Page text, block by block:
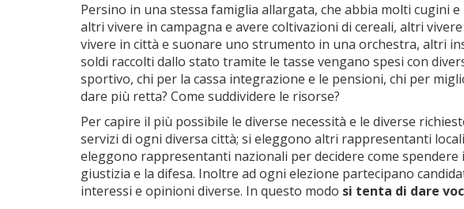
Persino in una stessa famiglia allargata, che abbia molti cugini
altri vivere in campagna e avere coltivazioni di cereali, altri
vivere in città e suonare uno strumento in una orchestra, altri
soldi raccolti dallo stato tramite le tasse vengano spesi con
sportivo, chi per la cassa integrazione e le pensioni, chi per
dare più retta? Come suddividere le risorse?
Per capire il più possibile le diverse necessità e le diverse
servizi di ogni diversa città; si eleggono altri rappresentanti
eleggono rappresentanti nazionali per decidere come
giustizia e la difesa. Inoltre ad ogni elezione partecipano
interessi e opinioni diverse. In questo modo si tenta di dare